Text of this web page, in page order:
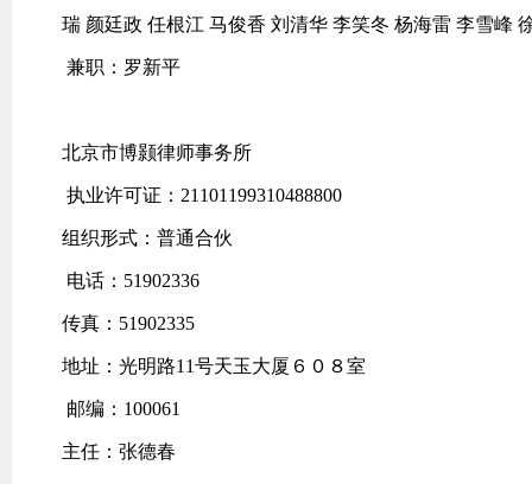
瑞 颜廷政 任根江 马俊香 刘清华 李笑冬 杨海雷 李雪峰
兼职：罗新平
北京市博颢律师事务所
执业许可证：21101199310488800
组织形式：普通合伙
电话：51902336
传真：51902335
地址：光明路11号天玉大厦６０８室
邮编：100061
主任：张德春